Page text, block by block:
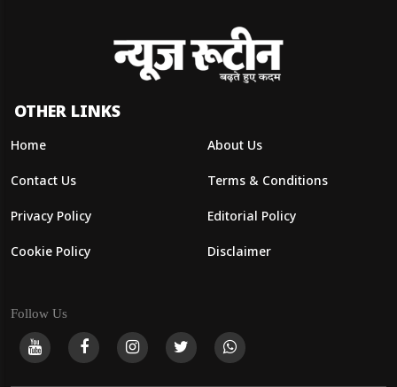
OTHER LINKS
Home About Us
Contact Us Terms & Conditions
Privacy Policy Editorial Policy
Cookie Policy Disclaimer
Follow Us